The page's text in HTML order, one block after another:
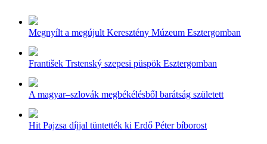
Megnyílt a megújult Keresztény Múzeum Esztergomban
František Trstenský szepesi püspök Esztergomban
A magyar–szlovák megbékélésből barátság született
Hit Pajzsa díjjal tüntették ki Erdő Péter bíborost